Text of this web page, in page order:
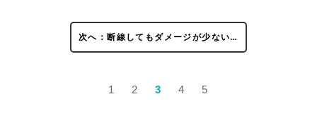
次へ：断線してもダメージが少ない…
1 2 3 4 5